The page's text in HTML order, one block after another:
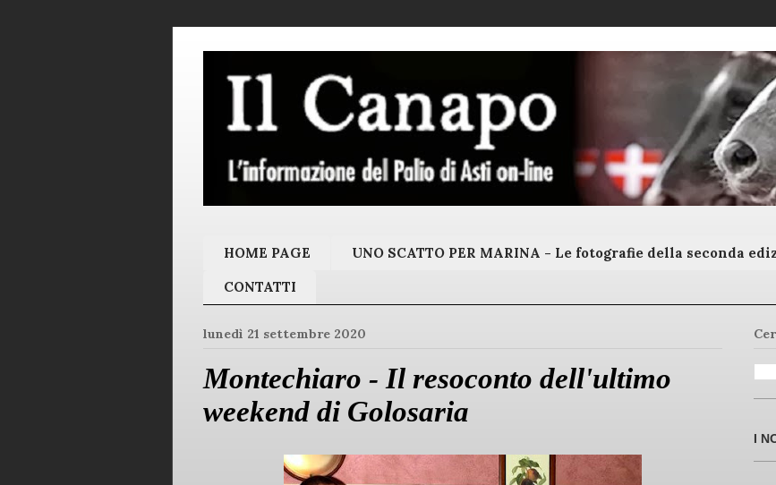
HOME PAGE UNO SCATTO PER MARINA - Le fotografie della seconda
CONTATTI
lunedì 21 settembre 2020
Montechiaro - Il resoconto dell'ultimo
weekend di Golosaria
I